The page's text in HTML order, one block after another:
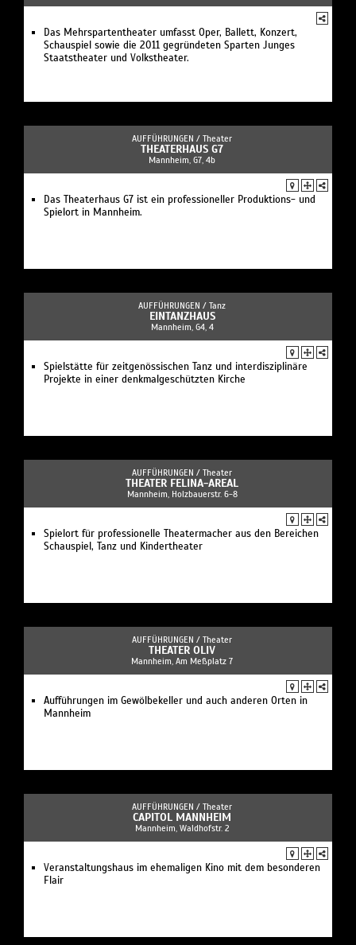
Das Mehrspartentheater umfasst Oper, Ballett, Konzert,
Schauspiel sowie die 2011 gegründeten Sparten Junges
Staatstheater und Volkstheater.
AUFFÜHRUNGEN / Theater
THEATERHAUS G7
Mannheim, G7, 4b
Das Theaterhaus G7 ist ein professioneller Produktions- und
Spielort in Mannheim.
AUFFÜHRUNGEN / Tanz
EINTANZHAUS
Mannheim, G4, 4
Spielstätte für zeitgenössischen Tanz und interdisziplinäre
Projekte in einer denkmalgeschützten Kirche
AUFFÜHRUNGEN / Theater
THEATER FELINA-AREAL
Mannheim, Holzbauerstr. 6-8
Spielort für professionelle Theatermacher aus den Bereichen
Schauspiel, Tanz und Kindertheater
AUFFÜHRUNGEN / Theater
THEATER OLIV
Mannheim, Am Meßplatz 7
Aufführungen im Gewölbekeller und auch anderen Orten in
Mannheim
AUFFÜHRUNGEN / Theater
CAPITOL MANNHEIM
Mannheim, Waldhofstr. 2
Veranstaltungshaus im ehemaligen Kino mit dem besonderen
Flair